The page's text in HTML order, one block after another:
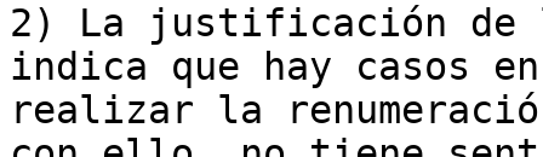
2) La justificación de
indica que hay casos
realizar la